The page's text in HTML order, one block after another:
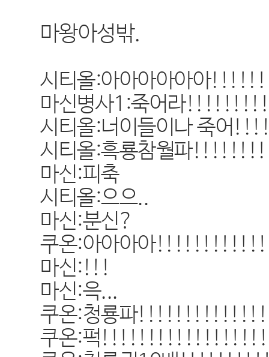
마왕아성밖.
시티올:아아아아아
마신병사1:죽어라
시티올:너이들이나
시티올:흑룡참월파
마신:피축
시티올:으으..
마신:분신?
쿠온:아아아아
마신:!!!
마신:윽...
쿠온:청룡파
쿠온:퍽!!!!!!!!!!!!!!!!!!